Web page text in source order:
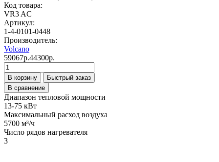
Код товара:
VR3 AC
Артикул:
1-4-0101-0448
Производитель:
Volcano
59067р.44300р.
В корзину
Быстрый заказ
В сравнение
Диапазон тепловой мощности
13-75 кВт
Максимальный расход воздуха
5700 м³/ч
Число рядов нагревателя
3